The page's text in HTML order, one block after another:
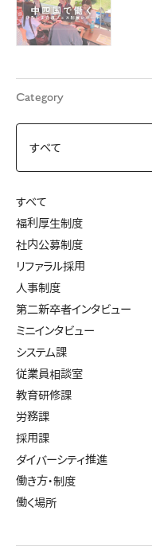
Category
すべて
福利厚生制度
社内公募制度
リファラル採用
人事制度
第二新卒者インタビュー
ミニインタビュー
システム課
従業員相談室
教育研修課
労務課
採用課
ダイバーシティ推進
働き方・制度
働く場所